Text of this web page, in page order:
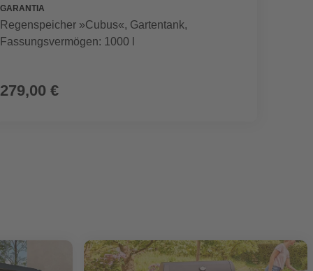
GARANTIA
Regenspeicher »Cubus«, Gartentank,
Fassungsvermögen: 1000 l
279,00 €